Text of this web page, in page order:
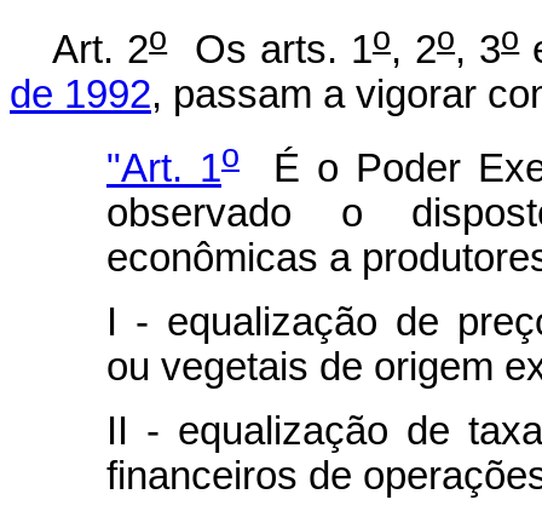
Art. 2oOs arts. 1o, 2o, 3o
de 1992, passam a vigorar
"Art. 1o
É o Poder
observado o
econômicas a
I - equalização de
ou vegetais de origem
II - equalização de
financeiros de